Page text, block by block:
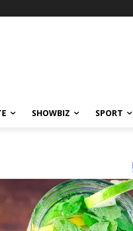
SHOWBIZ SPORT